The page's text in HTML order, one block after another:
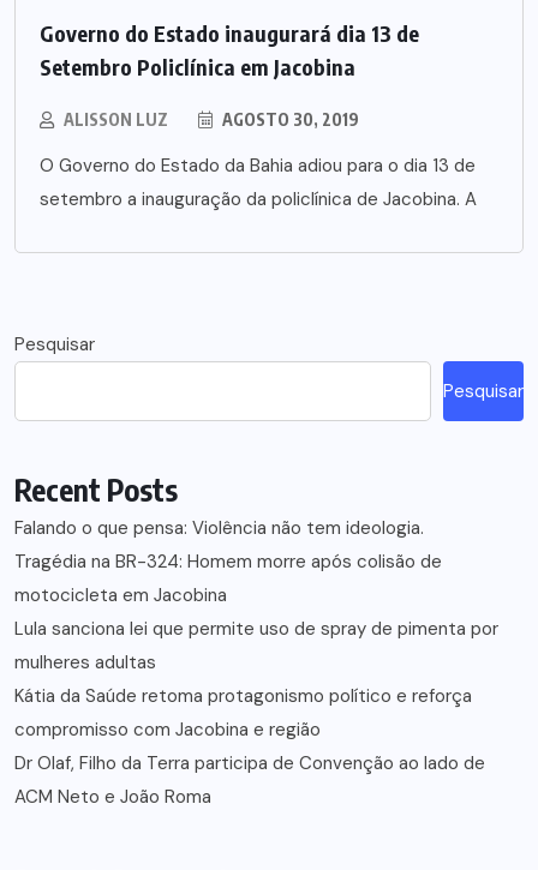
Governo do Estado inaugurará dia 13 de
Setembro Policlínica em Jacobina
ALISSON LUZ AGOSTO 30, 2019
O Governo do Estado da Bahia adiou para o dia 13 de
setembro a inauguração da policlínica de Jacobina. A
Pesquisar
Pesquisar
Recent Posts
Falando o que pensa: Violência não tem ideologia.
Tragédia na BR-324: Homem morre após colisão de
motocicleta em Jacobina
Lula sanciona lei que permite uso de spray de pimenta por
mulheres adultas
Kátia da Saúde retoma protagonismo político e reforça
compromisso com Jacobina e região
Dr Olaf, Filho da Terra participa de Convenção ao lado de
ACM Neto e João Roma